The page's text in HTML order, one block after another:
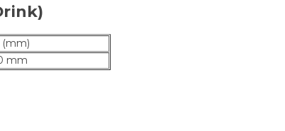
(mm)
mm